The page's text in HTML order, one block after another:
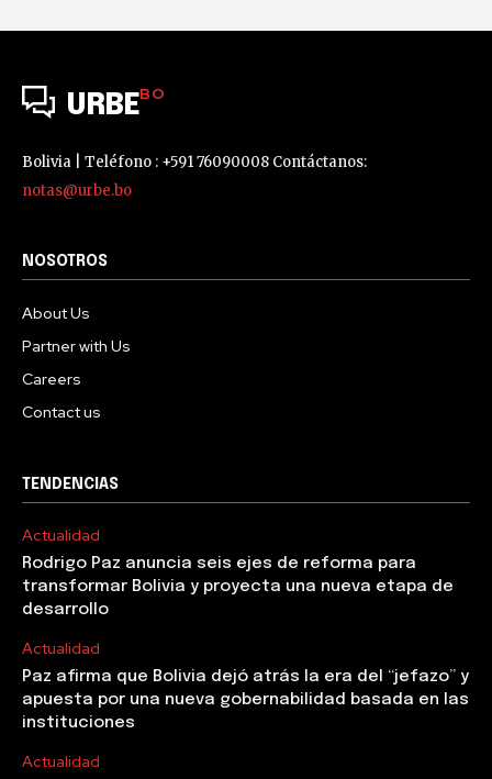
URBEBO
Bolivia | Teléfono : +591 76090008 Contáctanos:
notas@urbe.bo
NOSOTROS
About Us
Partner with Us
Careers
Contact us
TENDENCIAS
Actualidad
Rodrigo Paz anuncia seis ejes de reforma para
transformar Bolivia y proyecta una nueva etapa de
desarrollo
Actualidad
Paz afirma que Bolivia dejó atrás la era del “jefazo” y
apuesta por una nueva gobernabilidad basada en las
instituciones
Actualidad